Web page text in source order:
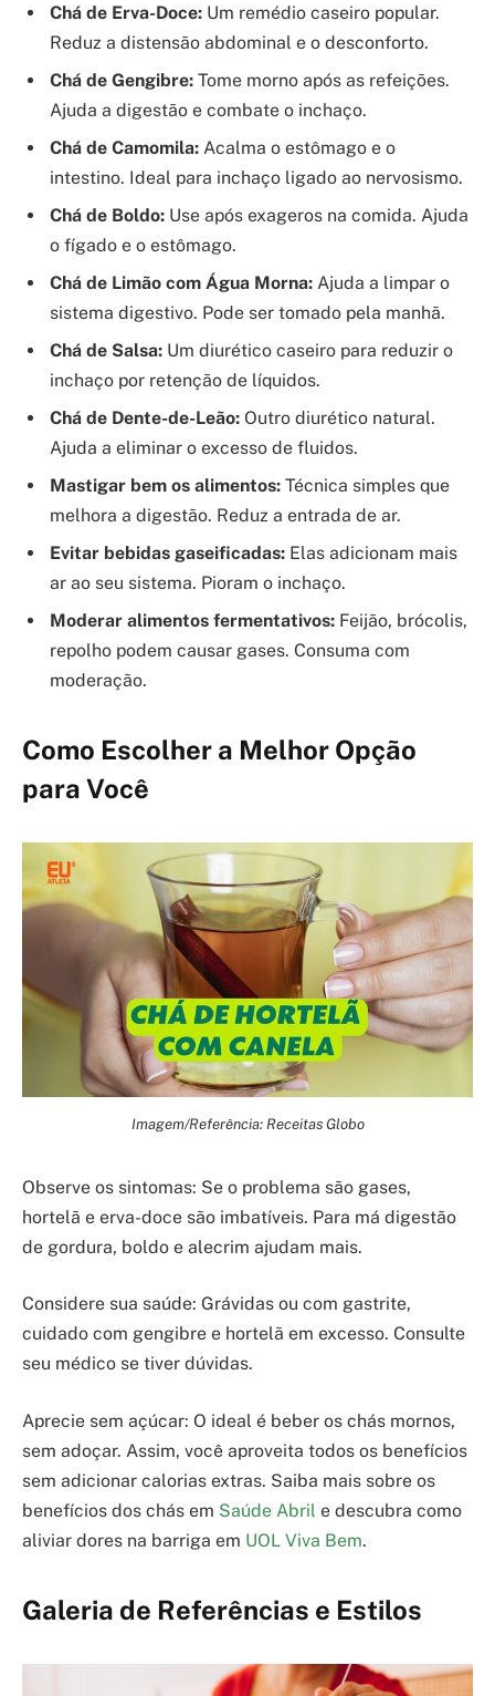
Chá de Erva-Doce: Um remédio caseiro popular.
Reduz a distensão abdominal e o desconforto.
Chá de Gengibre: Tome morno após as refeições.
Ajuda a digestão e combate o inchaço.
Chá de Camomila: Acalma o estômago e o
intestino. Ideal para inchaço ligado ao nervosismo.
Chá de Boldo: Use após exageros na comida. Ajuda
o fígado e o estômago.
Chá de Limão com Água Morna: Ajuda a limpar o
sistema digestivo. Pode ser tomado pela manhã.
Chá de Salsa: Um diurético caseiro para reduzir o
inchaço por retenção de líquidos.
Chá de Dente-de-Leão: Outro diurético natural.
Ajuda a eliminar o excesso de fluidos.
Mastigar bem os alimentos: Técnica simples que
melhora a digestão. Reduz a entrada de ar.
Evitar bebidas gaseificadas: Elas adicionam mais
ar ao seu sistema. Pioram o inchaço.
Moderar alimentos fermentativos: Feijão, brócolis,
repolho podem causar gases. Consuma com
moderação.
Como Escolher a Melhor Opção
para Você
Imagem/Referência: Receitas Globo
Observe os sintomas: Se o problema são gases,
hortelã e erva-doce são imbatíveis. Para má digestão
de gordura, boldo e alecrim ajudam mais.
Considere sua saúde: Grávidas ou com gastrite,
cuidado com gengibre e hortelã em excesso. Consulte
seu médico se tiver dúvidas.
Aprecie sem açúcar: O ideal é beber os chás mornos,
sem adoçar. Assim, você aproveita todos os benefícios
sem adicionar calorias extras. Saiba mais sobre os
benefícios dos chás em Saúde Abril e descubra como
aliviar dores na barriga em UOL Viva Bem.
Galeria de Referências e Estilos